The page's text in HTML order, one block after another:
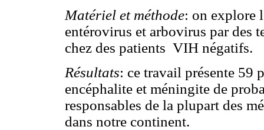
Matériel et méthode: on explore
entérovirus et arbovirus par des
chez des patients VIH négatifs.
Résultats: ce travail présente 59
encéphalite et méningite de
responsables de la plupart des
dans notre continent.